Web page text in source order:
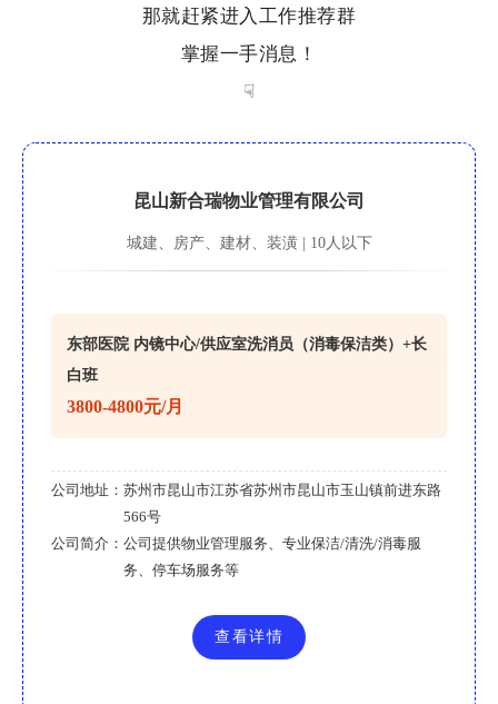
那就赶紧进入工作推荐群
掌握一手消息！
☟
昆山新合瑞物业管理有限公司
城建、房产、建材、装潢 | 10人以下
东部医院 内镜中心/供应室洗消员（消毒保洁类）+长
白班
3800-4800元/月
公司地址： 苏州市昆山市江苏省苏州市昆山市玉山镇前进东路
566号
公司简介： 公司提供物业管理服务、专业保洁/清洗/消毒服
务、停车场服务等
查看详情